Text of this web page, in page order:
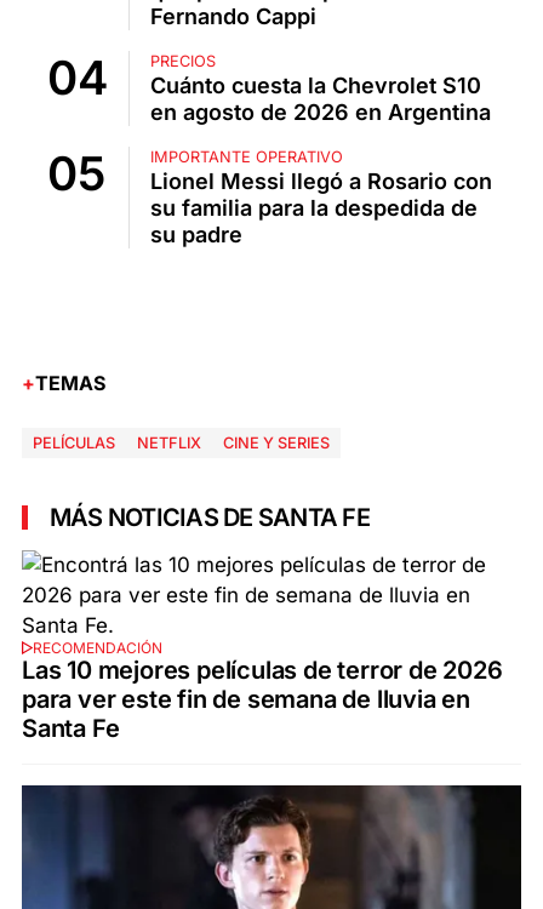
Fernando Cappi
PRECIOS
Cuánto cuesta la Chevrolet S10
en agosto de 2026 en Argentina
IMPORTANTE OPERATIVO
Lionel Messi llegó a Rosario con
su familia para la despedida de
su padre
TEMAS
PELÍCULAS NETFLIX CINE Y SERIES
MÁS NOTICIAS DE SANTA FE
RECOMENDACIÓN
Las 10 mejores películas de terror de 2026
para ver este fin de semana de lluvia en
Santa Fe